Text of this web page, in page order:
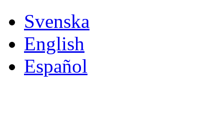
Svenska
English
Español